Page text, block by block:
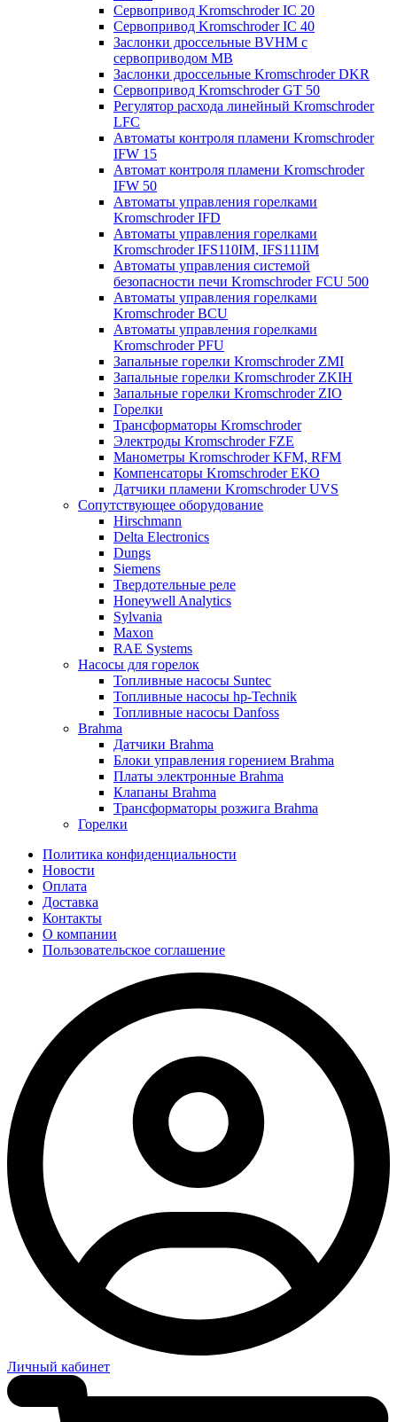
Сервопривод Kromschroder IC 20
Сервопривод Kromschroder IC 40
Заслонки дроссельные BVHM с
сервоприводом МВ
Заслонки дроссельные Kromschroder DKR
Cервопривод Kromschroder GT 50
Регулятор расхода линейный Kromschroder
LFC
Автоматы контроля пламени Kromschroder
IFW 15
Автомат контроля пламени Kromschroder
IFW 50
Автоматы управления горелками
Kromschroder IFD
Автоматы управления горелками
Kromschroder IFS110IM, IFS111IM
Автоматы управления системой
безопасности печи Kromschroder FCU 500
Автоматы управления горелками
Kromschroder BCU
Автоматы управления горелками
Kromschroder PFU
Запальные горелки Kromschroder ZМI
Запальные горелки Kromschroder ZKIH
Запальные горелки Kromschroder ZIO
Горелки
Трансформаторы Kromschroder
Электроды Kromschroder FZE
Манометры Kromschroder KFM, RFM
Компенсаторы Kromschroder ЕКО
Датчики пламени Kromschroder UVS
Сопутствующее оборудование
Hirschmann
Delta Electronics
Dungs
Siemens
Твердотельные реле
Honeywell Analytics
Sylvania
Maxon
RAE Systems
Насосы для горелок
Топливные насосы Suntec
Топливные насосы hp-Technik
Топливные насосы Danfoss
Brahma
Датчики Brahma
Блоки управления горением Brahma
Платы электронные Brahma
Клапаны Brahma
Трансформаторы розжига Brahma
Горелки
Политика конфиденциальности
Новости
Оплата
Доставка
Контакты
О компании
Пользовательское соглашение
Личный кабинет